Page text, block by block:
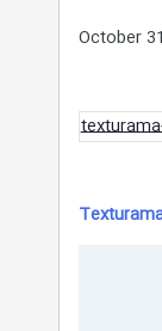
October